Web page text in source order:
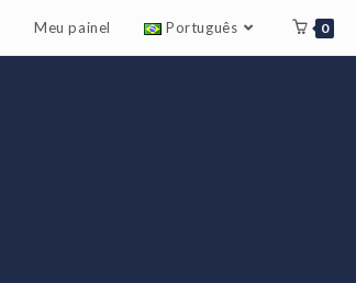
Meu painel Português 0